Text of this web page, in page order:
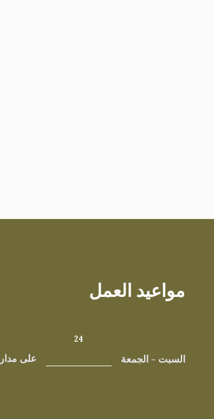
مواعيد العمل
السبت - الجمعة
24
على